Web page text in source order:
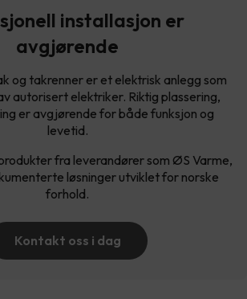
installasjon er
avgjørende
og takrenner er et elektrisk anlegg som
autorisert elektriker. Riktig plassering,
er avgjørende for både funksjon og
levetid.
fra leverandører som ØS Varme,
løsninger utviklet for norske
forhold.
Kontakt oss i dag